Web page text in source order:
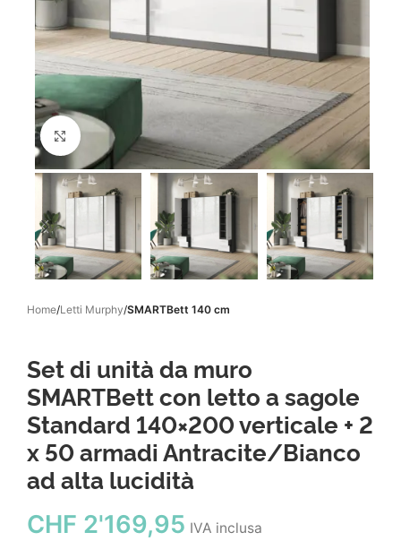
Click to enlarge
Home Letti Murphy SMARTBett 140 cm
Set di unità da muro
SMARTBett con letto a sagole
Standard 140×200 verticale + 2
x 50 armadi Antracite/Bianco
ad alta lucidità
CHF 2'169,95 IVA inclusa